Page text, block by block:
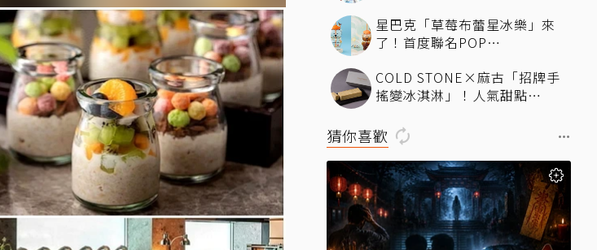
星巴克「草莓布蕾星冰樂」來
了！首度聯名POP
「MOLLYｘBearista小熊杯」
必收藏
COLD STONE×麻古「招牌手
搖變冰淇淋」！人氣甜點
猜你喜歡